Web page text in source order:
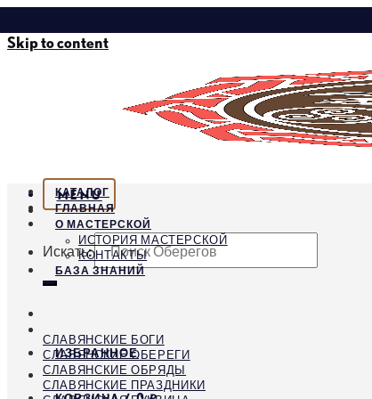
Skip to content
MENU
Искать:
ИЗБРАННОЕ
КАТАЛОГ
ГЛАВНАЯ
О МАСТЕРСКОЙ
ИСТОРИЯ МАСТЕРСКОЙ
КОНТАКТЫ
БАЗА ЗНАНИЙ
СЛАВЯНСКИЕ БОГИ
СЛАВЯНСКИЕ ОБЕРЕГИ
СЛАВЯНСКИЕ ОБРЯДЫ
СЛАВЯНСКИЕ ПРАЗДНИКИ